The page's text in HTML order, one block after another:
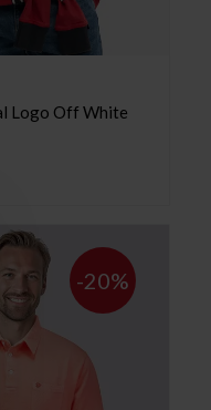
Logo Off White
-20%